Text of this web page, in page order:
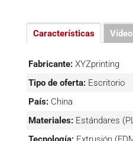
Características Vídeo
Fabricante: XYZprinting
Tipo de oferta: Escritorio
País: China
Materiales: Estándares